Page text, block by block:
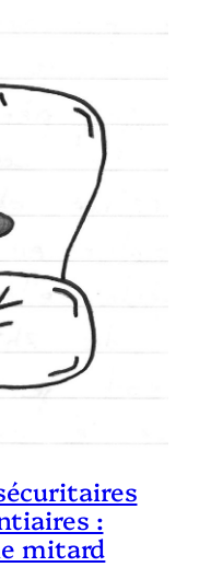
:
mitard